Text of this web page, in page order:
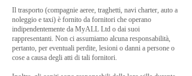
Il trasporto (compagnie aeree, traghetti, navi charter, auto a
noleggio e taxi) è fornito da fornitori che operano
indipendentemente da MyALL Ltd o dai suoi
rappresentanti. Non ci assumiamo alcuna responsabilità,
pertanto, per eventuali perdite, lesioni o danni a persone o
cose a causa degli atti di tali fornitori.